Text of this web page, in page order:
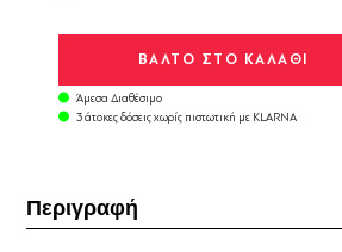
Άμεσα Διαθέσιμο
3 άτοκες δόσεις χωρίς πιστωτική με KLARNA
Περιγραφή